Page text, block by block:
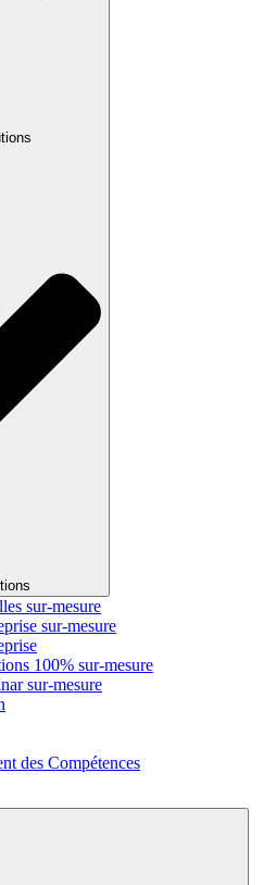
sur-mesure
sur-mesure
100% sur-mesure
sur-mesure
des Compétences